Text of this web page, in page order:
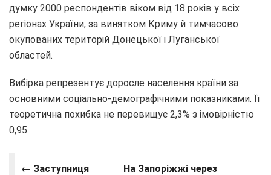
думку 2000 респондентів віком від 18 років у всіх
регіонах України, за винятком Криму й тимчасово
окупованих територій Донецької і Луганської
областей.
Вибірка репрезентує доросле населення країни за
основними соціально-демографічними показниками. Її
теоретична похибка не перевищує 2,3% з імовірністю
0,95.
← Заступниця
На Запоріжжі через